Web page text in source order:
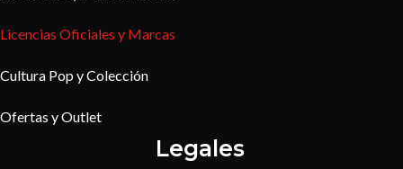
Licencias Oficiales y Marcas
Cultura Pop y Colección
Ofertas y Outlet
Legales